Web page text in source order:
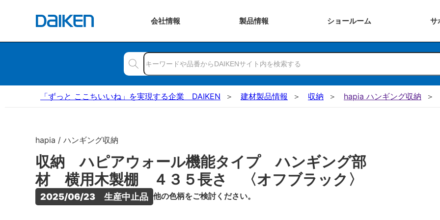
会社情報 製品情報 ショールーム サ
「ずっと ここちいいね」を実現する企業 DAIKEN 建材製品情報 収納 hapia ハンギング収納
hapia / ハンギング収納
収納 ハピアウォール機能タイプ ハンギング部
材 横用木製棚 ４３５長さ 〈オフブラック〉
2025/06/23　生産中止品 他の色柄をご検討ください。